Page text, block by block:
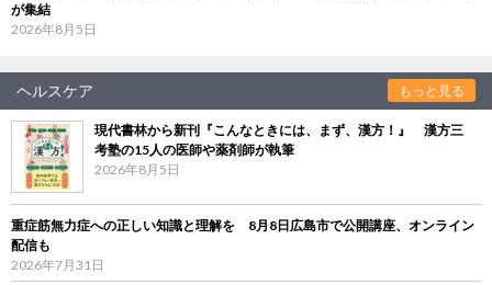
が集結
2026年8月5日
ヘルスケア もっと見る
現代書林から新刊『こんなときには、まず、漢方！』 漢方三
考塾の15人の医師や薬剤師が執筆
2026年8月5日
重症筋無力症への正しい知識と理解を 8月8日広島市で公開講座、オンライン
配信も
2026年7月31日